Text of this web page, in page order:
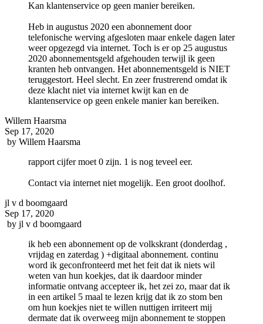
Kan klantenservice op geen manier bereiken.
Heb in augustus 2020 een abonnement door
telefonische werving afgesloten maar enkele dagen later
weer opgezegd via internet. Toch is er op 25 augustus
2020 abonnementsgeld afgehouden terwijl ik geen
kranten heb ontvangen. Het abonnementsgeld is NIET
teruggestort. Heel slecht. En zeer frustrerend omdat ik
deze klacht niet via internet kwijt kan en de
klantenservice op geen enkele manier kan bereiken.
Willem Haarsma
Sep 17, 2020
by Willem Haarsma
rapport cijfer moet 0 zijn. 1 is nog teveel eer.
Contact via internet niet mogelijk. Een groot doolhof.
jl v d boomgaard
Sep 17, 2020
by jl v d boomgaard
ik heb een abonnement op de volkskrant (donderdag ,
vrijdag en zaterdag ) +digitaal abonnement. continu
word ik geconfronteerd met het feit dat ik niets wil
weten van hun koekjes, dat ik daardoor minder
informatie ontvang accepteer ik, het zei zo, maar dat ik
in een artikel 5 maal te lezen krijg dat ik zo stom ben
om hun koekjes niet te willen nuttigen irriteert mij
dermate dat ik overweeg mijn abonnement te stoppen